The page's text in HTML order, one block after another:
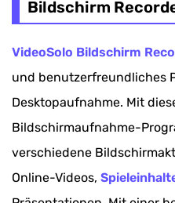
Bildschirm
VideoSolo Bildschirm
und benutzerfreundliches
Desktopaufnahme. Mit
Bildschirmaufnahme-
verschiedene
Online-Videos,